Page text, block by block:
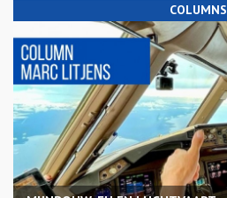
COLUMNS